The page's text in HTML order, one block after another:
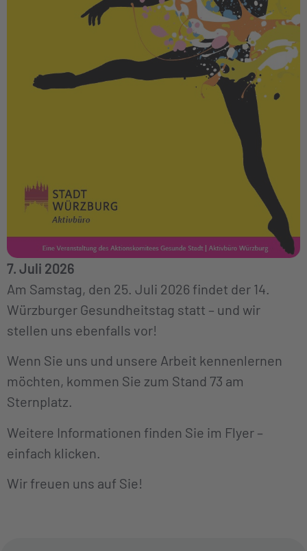
7. Juli 2026
Am Samstag, den 25. Juli 2026 findet der 14.
Würzburger Gesundheitstag statt – und wir
stellen uns ebenfalls vor!
Wenn Sie uns und unsere Arbeit kennenlernen
möchten, kommen Sie zum Stand 73 am
Sternplatz.
Weitere Informationen finden Sie im Flyer –
einfach klicken.
Wir freuen uns auf Sie!